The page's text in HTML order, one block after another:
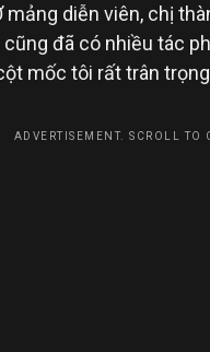
diễn viên, chị
đã có nhiều tác
mốc tôi rất trân
ADVERTISEMENT. SCROLL TO